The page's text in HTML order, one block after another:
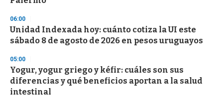
06:00
Unidad Indexada hoy: cuánto cotiza la UI este
sábado 8 de agosto de 2026 en pesos uruguayos
05:00
Yogur, yogur griego y kéfir: cuáles son sus
diferencias y qué beneficios aportan a la salud
intestinal